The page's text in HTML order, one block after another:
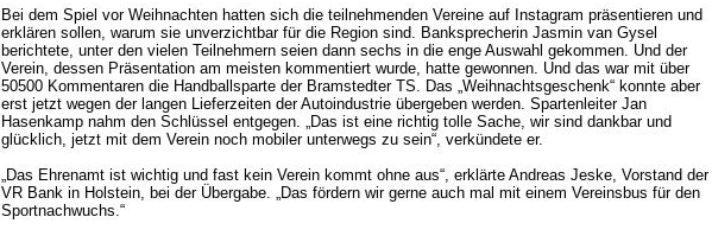
Bei dem Spiel vor Weihnachten hatten sich die teilnehmenden Vereine auf Instagram präsentieren und
erklären sollen, warum sie unverzichtbar für die Region sind. Banksprecherin Jasmin van Gysel
berichtete, unter den vielen Teilnehmern seien dann sechs in die enge Auswahl gekommen. Und der
Verein, dessen Präsentation am meisten kommentiert wurde, hatte gewonnen. Und das war mit über
50500 Kommentaren die Handballsparte der Bramstedter TS. Das „Weihnachtsgeschenk“ konnte aber
erst jetzt wegen der langen Lieferzeiten der Autoindustrie übergeben werden. Spartenleiter Jan
Hasenkamp nahm den Schlüssel entgegen. „Das ist eine richtig tolle Sache, wir sind dankbar und
glücklich, jetzt mit dem Verein noch mobiler unterwegs zu sein“, verkündete er.
„Das Ehrenamt ist wichtig und fast kein Verein kommt ohne aus“, erklärte Andreas Jeske, Vorstand der
VR Bank in Holstein, bei der Übergabe. „Das fördern wir gerne auch mal mit einem Vereinsbus für den
Sportnachwuchs.“